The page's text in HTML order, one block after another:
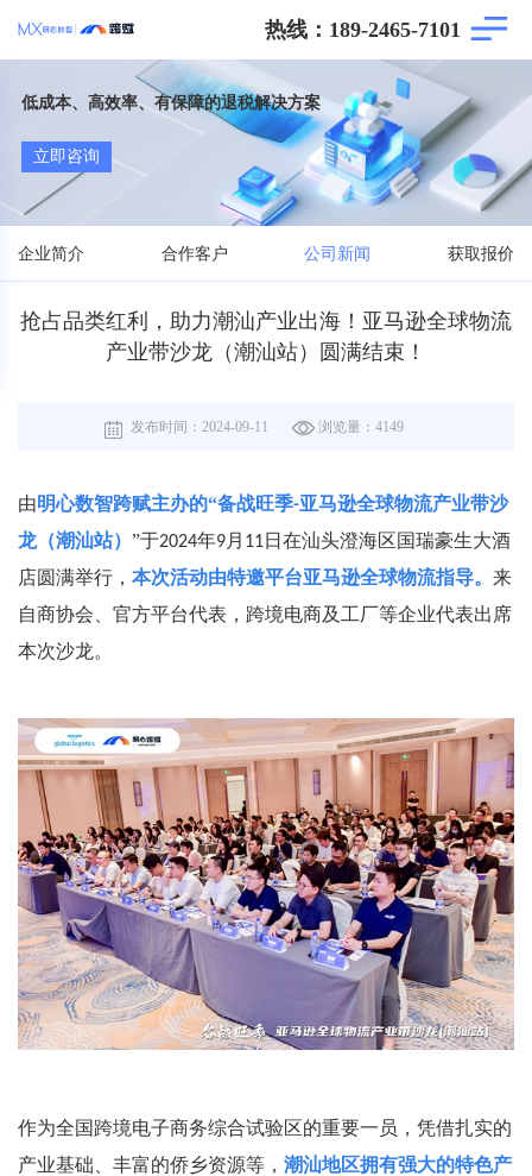
热线：189-2465-7101
低成本、高效率、有保障的退税解决方案
立即咨询
企业简介 合作客户 公司新闻 获取报价
抢占品类红利，助力潮汕产业出海！亚马逊全球物流
产业带沙龙（潮汕站）圆满结束！
发布时间： 2024-09-11 浏览量： 4149
由明心数智跨赋主办的“备战旺季-亚马逊全球物流产业带沙
龙（潮汕站） ”于2024年9月 11日在汕头澄海区国瑞豪生大酒
店圆满举行， 本次活动由特邀平台亚马逊全球物流指导。 来
自商协会、官方平台代表，跨境电商及工厂等企业代表出席
本次沙龙。
作为全国跨境电子商务综合试验区的重要一员，凭借扎实的
产业基础、丰富的侨乡资源等， 潮汕地区拥有强大的特色产